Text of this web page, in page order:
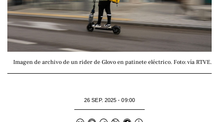
Imagen de archivo de un rider de Glovo en patinete eléctrico. Foto: vía RTVE.
26 SEP. 2025 - 09:00